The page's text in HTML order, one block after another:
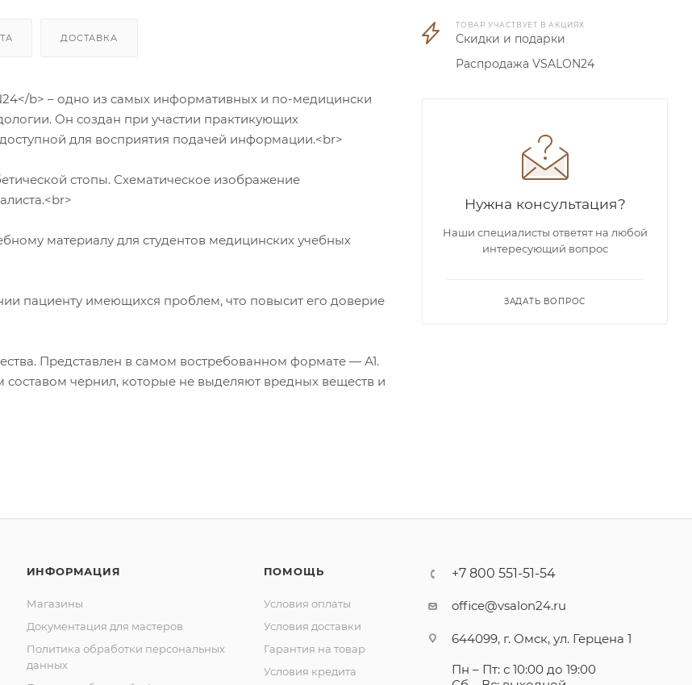
ДОСТАВКА
b> – одно из самых информативных и по-медицински
Он создан при участии практикующих
для восприятия подачей информации.<br>
стопы. Схематическое изображение
материалу для студентов медицинских учебных
пациенту имеющихся проблем, что повысит его доверие
Представлен в самом востребованном формате — А1.
составом чернил, которые не выделяют вредных веществ и
ТОВАР УЧАСТВУЕТ В АКЦИЯХ
Скидки и подарки
Распродажа VSALON24
Нужна консультация?
Наши специалисты ответят на любой
интересующий вопрос
ЗАДАТЬ ВОПРОС
ИНФОРМАЦИЯ
Магазины
Документация для мастеров
Политика обработки персональных
данных
ПОМОЩЬ
Условия оплаты
Условия доставки
Гарантия на товар
Условия кредита
+7 800 551-51-54
office@vsalon24.ru
644099, г. Омск, ул. Герцена 1
Пн – Пт: с 10:00 до 19:00